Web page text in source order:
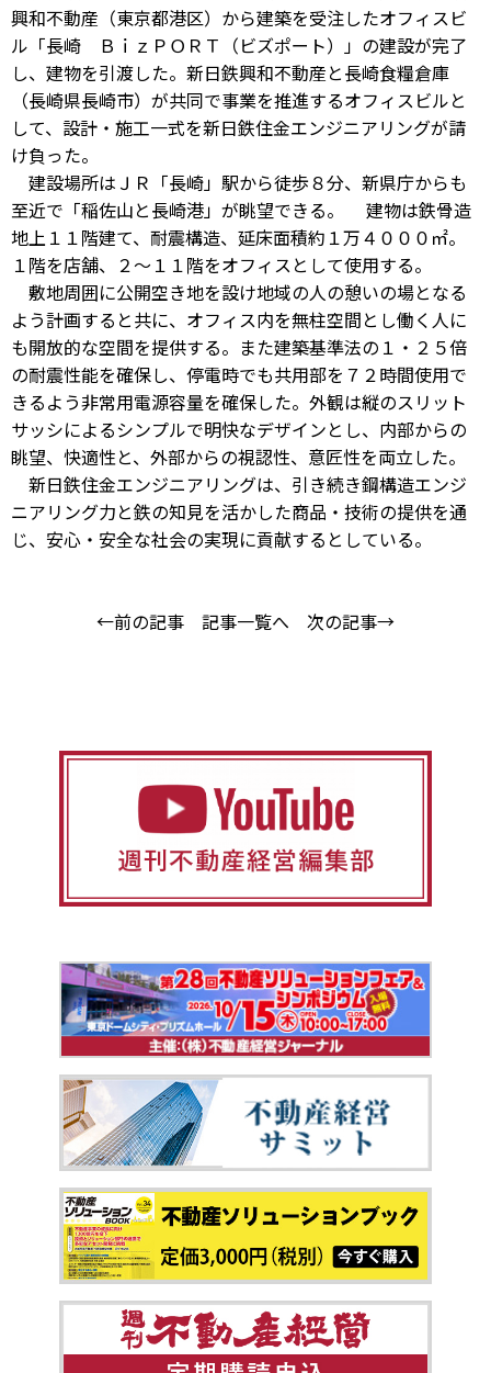
興和不動産（東京都港区）から建築を受注したオフィスビ
ル「長崎 ＢｉｚＰＯＲＴ（ビズポート）」の建設が完了
し、建物を引渡した。新日鉄興和不動産と長崎食糧倉庫
（長崎県長崎市）が共同で事業を推進するオフィスビルと
して、設計・施工一式を新日鉄住金エンジニアリングが請
け負った。
建設場所はＪＲ「長崎」駅から徒歩８分、新県庁からも
至近で「稲佐山と長崎港」が眺望できる。 建物は鉄骨造
地上１１階建て、耐震構造、延床面積約１万４０００㎡。
１階を店舗、２～１１階をオフィスとして使用する。
敷地周囲に公開空き地を設け地域の人の憩いの場となる
よう計画すると共に、オフィス内を無柱空間とし働く人に
も開放的な空間を提供する。また建築基準法の１・２５倍
の耐震性能を確保し、停電時でも共用部を７２時間使用で
きるよう非常用電源容量を確保した。外観は縦のスリット
サッシによるシンプルで明快なデザインとし、内部からの
眺望、快適性と、外部からの視認性、意匠性を両立した。
新日鉄住金エンジニアリングは、引き続き鋼構造エンジ
ニアリング力と鉄の知見を活かした商品・技術の提供を通
じ、安心・安全な社会の実現に貢献するとしている。
←前の記事 記事一覧へ 次の記事→